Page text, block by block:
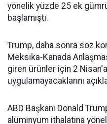
yönelik yüzde 25 ek
başlamıştı.
Trump, daha sonra söz
Meksika-Kanada
giren ürünler için 2
uygulamayacaklarını
ABD Başkanı Donald
alüminyum ithalatına